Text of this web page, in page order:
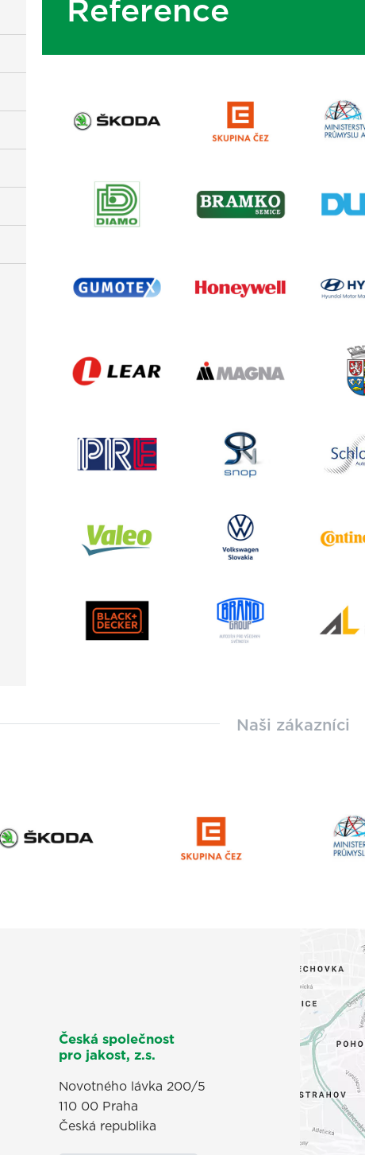
Reference
Naši zákazníci
Česká společnost
pro jakost, z.s.
Novotného lávka 200/5
110 00 Praha
Česká republika